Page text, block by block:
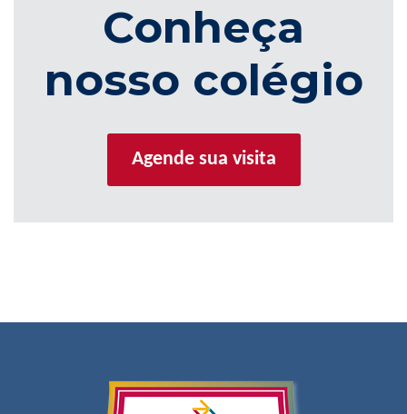
Conheça
nosso colégio
Agende sua visita